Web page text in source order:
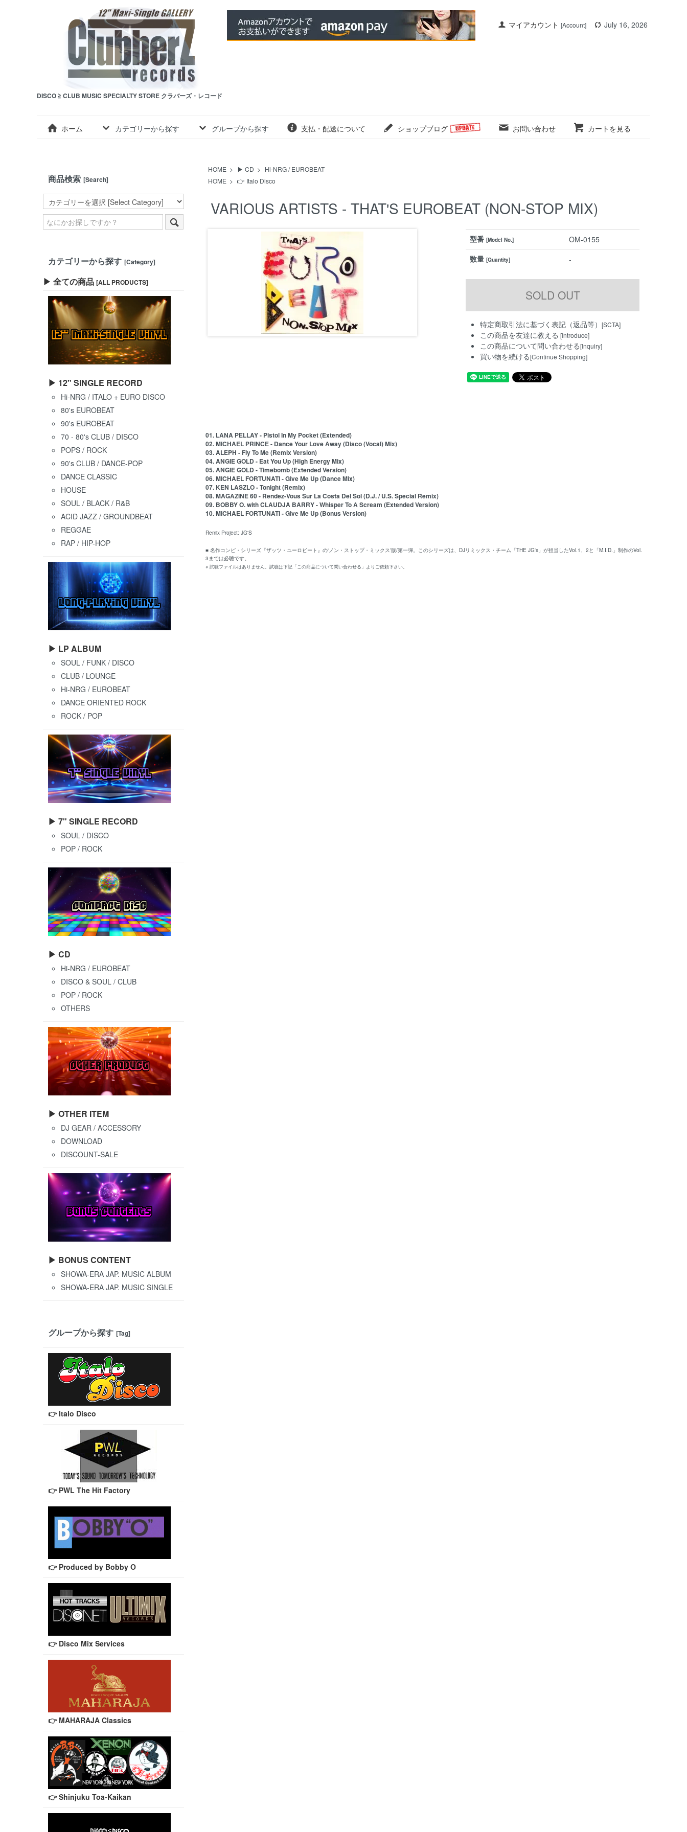
マイアカウント [Account] July 16, 2026
DISCO ≧ CLUB MUSIC SPECIALTY STORE クラバーズ・レコード
ホーム カテゴリーから探す グループから探す 支払・配送について ショップブログ お問い合わせ カートを見る
HOME > ▶ CD > Hi-NRG / EUROBEAT
HOME > 👉 Italo Disco
VARIOUS ARTISTS - THAT'S EUROBEAT (NON-STOP MIX)
型番[Model No.]
OM-0155
数量[Quantity] -
特定商取引法に基づく表記（返品等）[SCTA]
この商品を友達に教える [Introduce]
この商品について問い合わせる[Inquiry]
買い物を続ける[Continue Shopping]
01. LANA PELLAY - Pistol In My Pocket (Extended)
02. MICHAEL PRINCE - Dance Your Love Away (Disco (Vocal) Mix)
03. ALEPH - Fly To Me (Remix Version)
04. ANGIE GOLD - Eat You Up (High Energy Mix)
05. ANGIE GOLD - Timebomb (Extended Version)
06. MICHAEL FORTUNATI - Give Me Up (Dance Mix)
07. KEN LASZLO - Tonight (Remix)
08. MAGAZINE 60 - Rendez-Vous Sur La Costa Del Sol (D.J. / U.S. Special Remix)
09. BOBBY O. with CLAUDJA BARRY - Whisper To A Scream (Extended Version)
10. MICHAEL FORTUNATI - Give Me Up (Bonus Version)
Remix Project: JG'S
■ 名作コンピ・シリーズ『ザッツ・ユーロビート』の‘ノン・ストップ・ミックス'版/第一弾。このシリーズは、DJリミックス・チーム「THE JG's」が担当したVol.1、2と「M.I.D.」制作のVol.
3までは必聴です。
※ 試聴ファイルはありません。試聴は下記「この商品について問い合わせる」よりご依頼下さい。
商品検索 [Search]
カテゴリーから探す [Category]
▶ 全ての商品 [ALL PRODUCTS]
▶ 12" SINGLE RECORD
Hi-NRG / ITALO + EURO DISCO
80's EUROBEAT
90's EUROBEAT
70 - 80's CLUB / DISCO
POPS / ROCK
90's CLUB / DANCE-POP
DANCE CLASSIC
HOUSE
SOUL / BLACK / R&B
ACID JAZZ / GROUNDBEAT
REGGAE
RAP / HIP-HOP
▶ LP ALBUM
SOUL / FUNK / DISCO
CLUB / LOUNGE
Hi-NRG / EUROBEAT
DANCE ORIENTED ROCK
ROCK / POP
▶ 7" SINGLE RECORD
SOUL / DISCO
POP / ROCK
▶ CD
Hi-NRG / EUROBEAT
DISCO & SOUL / CLUB
POP / ROCK
OTHERS
▶ OTHER ITEM
DJ GEAR / ACCESSORY
DOWNLOAD
DISCOUNT-SALE
▶ BONUS CONTENT
SHOWA-ERA JAP. MUSIC ALBUM
SHOWA-ERA JAP. MUSIC SINGLE
グループから探す [Tag]
👉 Italo Disco
👉 PWL The Hit Factory
👉 Produced by Bobby O
👉 Disco Mix Services
👉 MAHARAJA Classics
👉 Shinjuku Toa-Kaikan